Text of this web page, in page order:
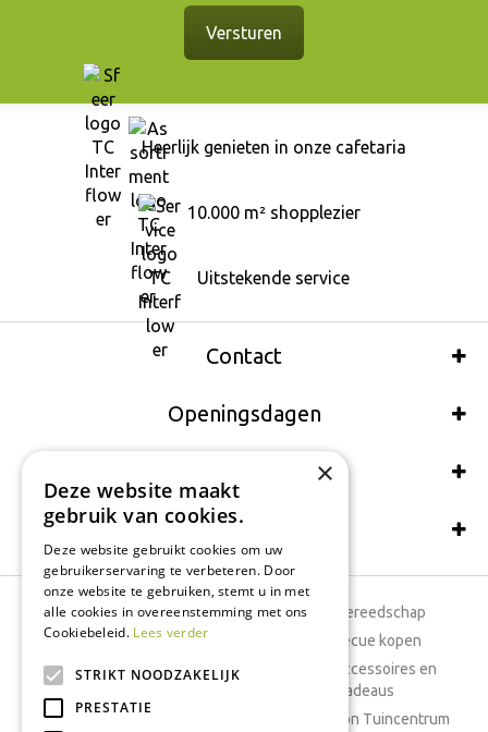
Heerlijk genieten in onze cafetaria
10.000 m² shopplezier
Uitstekende service
Contact
Openingsdagen
Wij accepteren ook:
Schrijf een recensie
Tuincentrum
Dierenwinkel
Tuinplanten
Tuingereedschap
Barbecue kopen
Woonaccessoires en
cadeaus
Cadeaubon Tuincentrum
×
Deze website maakt
gebruik van cookies.
Deze website gebruikt cookies om uw
gebruikerservaring te verbeteren. Door
onze website te gebruiken, stemt u in met
alle cookies in overeenstemming met ons
Cookiebeleid. Lees verder
STRIKT NOODZAKELIJK
PRESTATIE